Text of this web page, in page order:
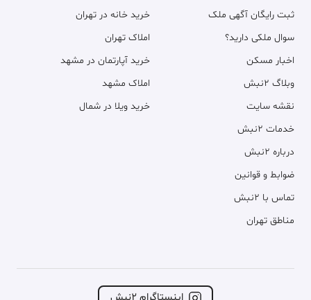
ثبت رایگان آگهی ملک
سوال ملکی دارید؟
اخبار مسکن
وبلاگ ۲نبش
نقشه سایت
خدمات ۲نبش
درباره ۲نبش
ضوابط و قوانین
تماس با ۲نبش
مناطق تهران
خرید خانه در تهران
املاک تهران
خرید آپارتمان در مشهد
املاک مشهد
خرید ویلا در شمال